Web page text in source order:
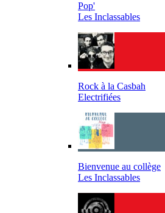
Pop'
Les Inclassables
Rock à la Casbah
Electrifiées
Bienvenue au collège
Les Inclassables